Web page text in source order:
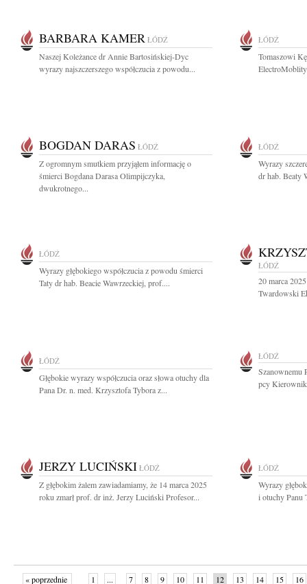
BARBARA KAMER ŁÓDŹ
Naszej Koleżance dr Annie Bartosińskiej-Dyc
wyrazy najszczerszego współczucia z powodu...
ŁÓDŹ
Tomaszowi
BOGDAN DARAS ŁÓDŹ
Z ogromnym smutkiem przyjąłem informację o
śmierci Bogdana Darasa Olimpijczyka,
dwukrotnego...
ŁÓDŹ
Wyrazy
dr hab. Beaty
ŁÓDŹ
Wyrazy głębokiego współczucia z powodu śmierci
Taty dr hab. Beacie Wawrzeckiej, prof....
ŁÓDŹ
20 marca
Twardowski
ŁÓDŹ
Głębokie wyrazy współczucia oraz słowa otuchy dla
Pana Dr. n. med. Krzysztofa Tybora z...
ŁÓDŹ
Szanownemu
pcy
JERZY LUCIŃSKI ŁÓDŹ
Z głębokim żalem zawiadamiamy, że 14 marca 2025
roku zmarł prof. dr inż. Jerzy Luciński Profesor...
ŁÓDŹ
Wyrazy
i otuchy Panu
« poprzednie 1 ... 7 8 9 10 11 12 13 14 15 16